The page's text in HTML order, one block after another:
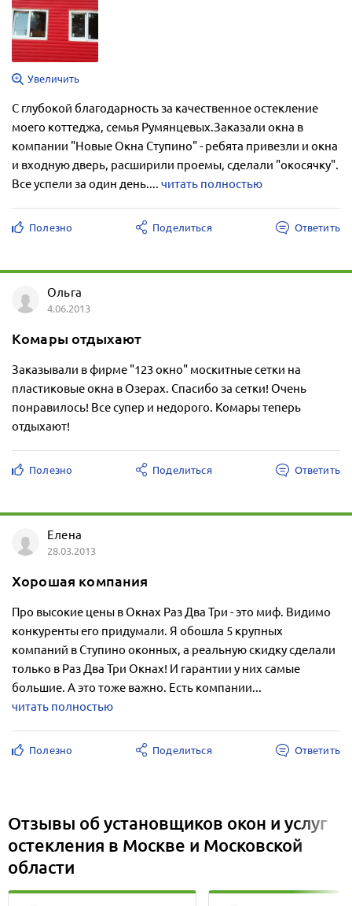
Увеличить
С глубокой благодарность за качественное остекление
моего коттеджа, семья Румянцевых.Заказали окна в
компании "Новые Окна Ступино" - ребята привезли и окна
и входную дверь, расширили проемы, сделали "окосячку".
Все успели за один день.... читать полностью
Полезно Поделиться Ответить
Ольга
4.06.2013
Комары отдыхают
Заказывали в фирме "123 окно" москитные сетки на
пластиковые окна в Озерах. Спасибо за сетки! Очень
понравилось! Все супер и недорого. Комары теперь
отдыхают!
Полезно Поделиться Ответить
Елена
28.03.2013
Хорошая компания
Про высокие цены в Окнах Раз Два Три - это миф. Видимо
конкуренты его придумали. Я обошла 5 крупных
компаний в Ступино оконных, а реальную скидку сделали
только в Раз Два Три Окнах! И гарантии у них самые
большие. А это тоже важно. Есть компании...
читать полностью
Полезно Поделиться Ответить
Отзывы об установщиков окон и услуг
остекления в Москве и Московской
области